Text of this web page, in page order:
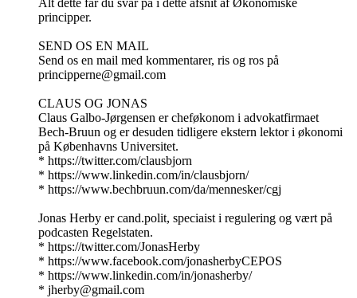
Alt dette får du svar på i dette afsnit af Økonomiske
principper.
SEND OS EN MAIL
Send os en mail med kommentarer, ris og ros på
principperne@gmail.com
CLAUS OG JONAS
Claus Galbo-Jørgensen er cheføkonom i advokatfirmaet
Bech-Bruun og er desuden tidligere ekstern lektor i økonomi
på Københavns Universitet.
* https://twitter.com/clausbjorn
* https://www.linkedin.com/in/clausbjorn/
* https://www.bechbruun.com/da/mennesker/cgj
Jonas Herby er cand.polit, speciaist i regulering og vært på
podcasten Regelstaten.
* https://twitter.com/JonasHerby
* https://www.facebook.com/jonasherbyCEPOS
* https://www.linkedin.com/in/jonasherby/
* jherby@gmail.com